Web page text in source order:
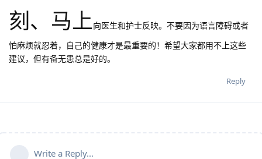
刻、马上向医生和护士反映。不要因为语言障碍或者
怕麻烦就忍着，自己的健康才是最重要的！希望大家都用不上这些
建议，但有备无患总是好的。
Reply
Write a Reply...